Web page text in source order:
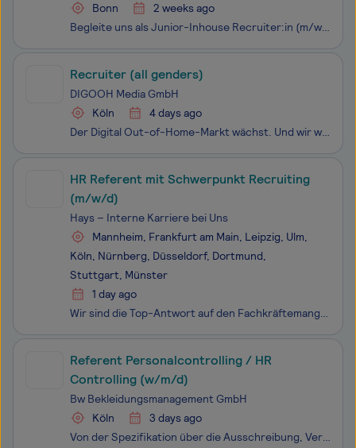
Bonn
2 weeks ago
Begleite uns als Junior-Inhouse Recruiter:in (m/w/d) bei Dedalus, einem der weltweit führenden Unternehmen für Healthcare-Technologie, an unserem standortz in Bonn, und leiste die beste Arbeit Deiner Karriere – mit einem nachhaltigen Beitrag für eine bessere Versorgung und einen gesünderen
Recruiter (all genders)
DIGOOH Media GmbH
Köln
4 days ago
Der Digital Out-of-Home-Markt wächst. Und wir wachsen mit – am liebsten mit dir. Werde Teil von DIGOOH! Wir sind DIGOOH – wir sind Digital Out-of-Home! Gestartet 2019 sind wir heute Markführer im Bereich digitaler Screens im Premium-Lebensmitteleinzelhandel. Mit über 2.300 Standorten sind wir deuts
HR Referent mit Schwerpunkt Recruiting
(m/w/d)
Hays – Interne Karriere bei Uns
Mannheim, Frankfurt am Main, Leipzig, Ulm,
Köln, Nürnberg, Düsseldorf, Dortmund,
Stuttgart, Münster
1 day ago
Wir sind die Top-Antwort auf den Fachkräftemangel. Gemeinsam mit mehr als 13.000 Mitarbeitenden in 32 Ländern bringen wir qualifizierte Talente mit Unternehmen zusammen und stärken so den Arbeitsmarkt. Das ist unsere Deutschlandaufgabe - mit der wir Menschen, Unternehmen und die Gesellschaft nachhal
Referent Personalcontrolling / HR
Controlling (w/m/d)
Bw Bekleidungsmanagement GmbH
Köln
3 days ago
Von der Spezifikation über die Ausschreibung, Vergabe, Qualitätssicherung bis hin zur Logistik, zum Vertrieb und zur Aufbereitung verantwortet die Bw Bekleidungsmanagement GmbH (BwBM) die gesamte Wertschöpfungskette der Bundeswehr-Bekleidung - von den Schuhen bis zum Helm. Damit kleiden wir rund 250